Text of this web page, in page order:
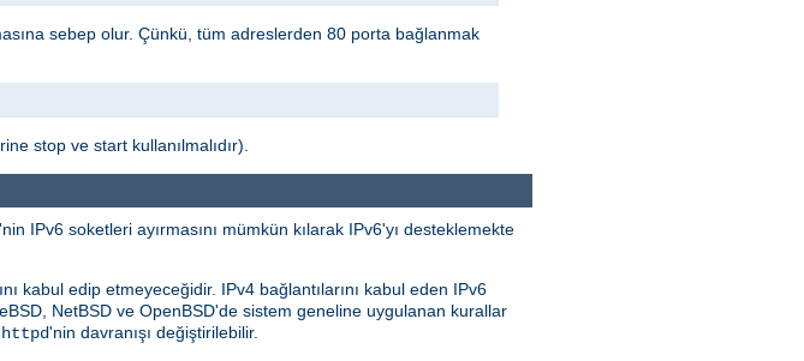
sebep olur. Çünkü, tüm adreslerden 80 porta bağlanmak
stop ve start kullanılmalıdır).
IPv6 soketleri ayırmasını mümkün kılarak IPv6'yı desteklemekte
kabul edip etmeyeceğidir. IPv4 bağlantılarını kabul eden IPv6
NetBSD ve OpenBSD'de sistem geneline uygulanan kurallar
httpd'nin davranışı değiştirilebilir.